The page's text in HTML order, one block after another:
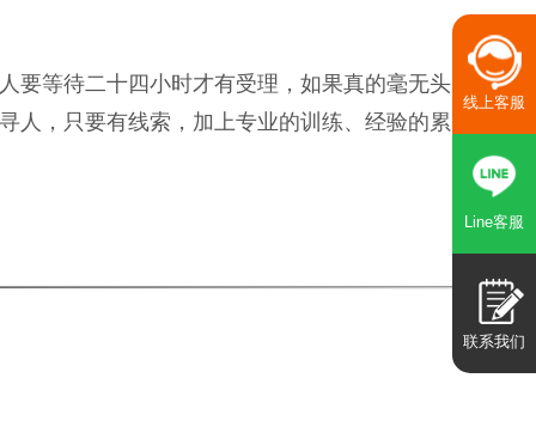
要等待二十四小时才有受理，如果真的毫无头
人，只要有线索，加上专业的训练、经验的累
线上客服
Line客服
联系我们